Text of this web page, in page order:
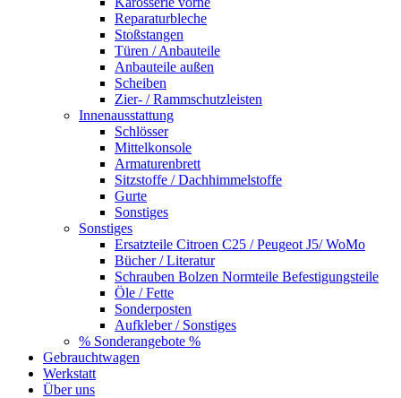
Reparaturbleche
Stoßstangen
Türen / Anbauteile
Anbauteile außen
Scheiben
Zier- / Rammschutzleisten
Innenausstattung
Schlösser
Mittelkonsole
Armaturenbrett
Sitzstoffe / Dachhimmelstoffe
Gurte
Sonstiges
Sonstiges
Ersatzteile Citroen C25 / Peugeot J5/ WoMo
Bücher / Literatur
Schrauben Bolzen Normteile Befestigungsteile
Öle / Fette
Sonderposten
Aufkleber / Sonstiges
% Sonderangebote %
Gebrauchtwagen
Werkstatt
Über uns